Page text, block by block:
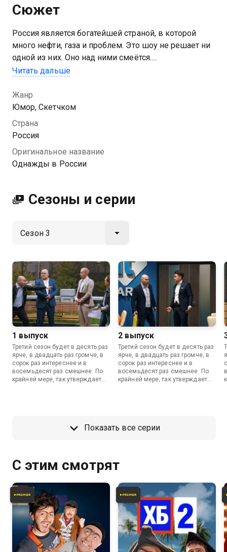
Сюжет
Россия является богатейшей страной, в которой
много нефти, газа и проблем. Это шоу не решает ни
одной из них. Оно над ними смеётся.
России вы можете совершенно бесплатно в
хорошем HD качестве на Казахтелеком
Читать дальше
Жанр
Юмор, Скетчком
Страна
Россия
Оригинальное название
Однажды в России
Сезоны и серии
1 выпуск
Третий сезон будет в десять раз
ярче, в двадцать раз громче, в
сорок раз интереснее и в
восемьдесят раз смешнее. По
крайней мере, так утверждает
2 выпуск
Третий сезон будет в десять раз
ярче, в двадцать раз громче, в
сорок раз интереснее и в
восемьдесят раз смешнее. По
крайней мере, так утверждает
Показать все серии
С этим смотрят